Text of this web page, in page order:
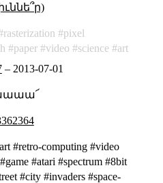
rasterization
pixel
paper video science
art
– 2013-07-01
#retro-computing #video
#atari #spectrum #8bit
#city #invaders #space-